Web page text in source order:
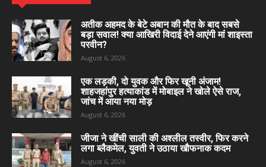
अतीक अहमद के बेटे अबान की मौत के बाद सबसे
बड़ा सवाल! क्या आखिरी विदाई देने आएंगी मां शाइस्ता
परवीन?
August 6, 2026
एक लड़की, दो युवक और फिर खूनी अंजाम!
शाहजहांपुर हत्याकांड में मोबाइल ने खोले ऐसे राज,
जांच में आया नया मोड़
August 6, 2026
जीजा ने खींची साली की अश्लील तस्वीर, फिर करने
लगा ब्लैकमेल, युवती ने उठाया खौफनाक कदम
August 6, 2026